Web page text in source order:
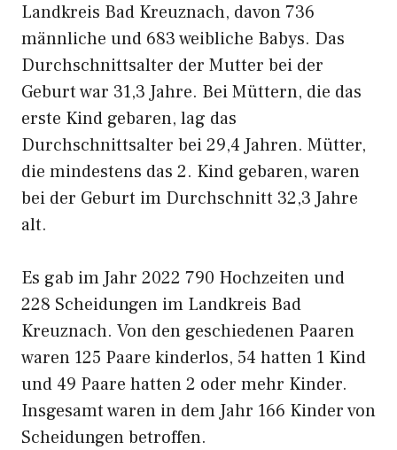
Landkreis Bad Kreuznach, davon 736
männliche und 683 weibliche Babys. Das
Durchschnittsalter der Mutter bei der
Geburt war 31,3 Jahre. Bei Müttern, die das
erste Kind gebaren, lag das
Durchschnittsalter bei 29,4 Jahren. Mütter,
die mindestens das 2. Kind gebaren, waren
bei der Geburt im Durchschnitt 32,3 Jahre
alt.
Es gab im Jahr 2022 790 Hochzeiten und
228 Scheidungen im Landkreis Bad
Kreuznach. Von den geschiedenen Paaren
waren 125 Paare kinderlos, 54 hatten 1 Kind
und 49 Paare hatten 2 oder mehr Kinder.
Insgesamt waren in dem Jahr 166 Kinder von
Scheidungen betroffen.